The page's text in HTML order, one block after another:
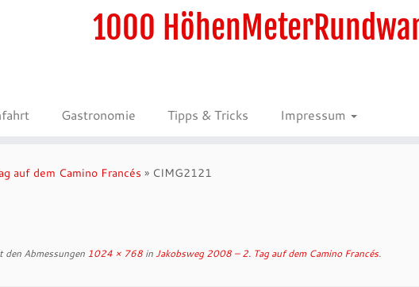
1000
Gastronomie Tipps & Tricks Impressum
auf dem Camino Francés » CIMG2121
den Abmessungen 1024 × 768 inJakobsweg 2008 – 2. Tag auf dem Camino Francés.